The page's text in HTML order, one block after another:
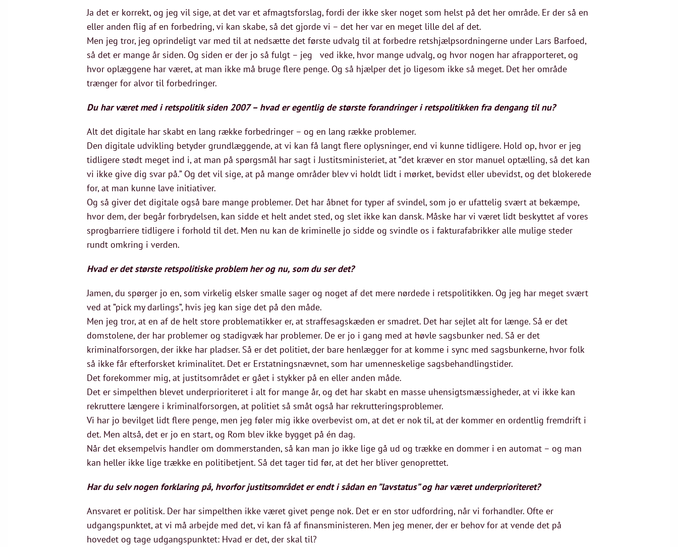
Ja det er korrekt, og jeg vil sige, at det var et afmagtsforslag, fordi der ikke sker noget som helst på det her område. Er der så en
eller anden flig af en forbedring, vi kan skabe, så det gjorde vi – det her var en meget lille del af det.
Men jeg tror, jeg oprindeligt var med til at nedsætte det første udvalg til at forbedre retshjælpsordningerne under Lars Barfoed,
så det er mange år siden. Og siden er der jo så fulgt – jeg ved ikke, hvor mange udvalg, og hvor nogen har afrapporteret, og
hvor oplæggene har været, at man ikke må bruge flere penge. Og så hjælper det jo ligesom ikke så meget. Det her område
trænger for alvor til forbedringer.
Du har været med i retspolitik siden 2007 – hvad er egentlig de største forandringer i retspolitikken fra dengang til nu?
Alt det digitale har skabt en lang række forbedringer – og en lang række problemer.
Den digitale udvikling betyder grundlæggende, at vi kan få langt flere oplysninger, end vi kunne tidligere. Hold op, hvor er jeg
tidligere stødt meget ind i, at man på spørgsmål har sagt i Justitsministeriet, at ”det kræver en stor manuel optælling, så det kan
vi ikke give dig svar på.” Og det vil sige, at på mange områder blev vi holdt lidt i mørket, bevidst eller ubevidst, og det blokerede
for, at man kunne lave initiativer.
Og så giver det digitale også bare mange problemer. Det har åbnet for typer af svindel, som jo er ufattelig svært at bekæmpe,
hvor dem, der begår forbrydelsen, kan sidde et helt andet sted, og slet ikke kan dansk. Måske har vi været lidt beskyttet af vores
sprogbarriere tidligere i forhold til det. Men nu kan de kriminelle jo sidde og svindle os i fakturafabrikker alle mulige steder
rundt omkring i verden.
Hvad er det største retspolitiske problem her og nu, som du ser det?
Jamen, du spørger jo en, som virkelig elsker smalle sager og noget af det mere nørdede i retspolitikken. Og jeg har meget svært
ved at ”pick my darlings”, hvis jeg kan sige det på den måde.
Men jeg tror, at en af de helt store problematikker er, at straffesagskæden er smadret. Det har sejlet alt for længe. Så er det
domstolene, der har problemer og stadigvæk har problemer. De er jo i gang med at høvle sagsbunker ned. Så er det
kriminalforsorgen, der ikke har pladser. Så er det politiet, der bare henlægger for at komme i sync med sagsbunkerne, hvor folk
så ikke får efterforsket kriminalitet. Det er Erstatningsnævnet, som har umenneskelige sagsbehandlingstider.
Det forekommer mig, at justitsområdet er gået i stykker på en eller anden måde.
Det er simpelthen blevet underprioriteret i alt for mange år, og det har skabt en masse uhensigtsmæssigheder, at vi ikke kan
rekruttere længere i kriminalforsorgen, at politiet så småt også har rekrutteringsproblemer.
Vi har jo bevilget lidt flere penge, men jeg føler mig ikke overbevist om, at det er nok til, at der kommer en ordentlig fremdrift i
det. Men altså, det er jo en start, og Rom blev ikke bygget på én dag.
Når det eksempelvis handler om dommerstanden, så kan man jo ikke lige gå ud og trække en dommer i en automat – og man
kan heller ikke lige trække en politibetjent. Så det tager tid før, at det her bliver genoprettet.
Har du selv nogen forklaring på, hvorfor justitsområdet er endt i sådan en ”lavstatus” og har været underprioriteret?
Ansvaret er politisk. Der har simpelthen ikke været givet penge nok. Det er en stor udfordring, når vi forhandler. Ofte er
udgangspunktet, at vi må arbejde med det, vi kan få af finansministeren. Men jeg mener, der er behov for at vende det på
hovedet og tage udgangspunktet: Hvad er det, der skal til?